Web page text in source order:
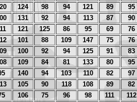
124 98 94 121 89 95
131 92 94 113 87 90
121 125 86 95 69 76
101 88 109 147 75 76
100 92 94 125 91 83
109 84 81 133 80 95
140 94 103 110 82 97
105 90 118 108 89 82
106 75 96 98 111 112